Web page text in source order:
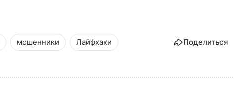
мошенники Лайфхаки Поделиться